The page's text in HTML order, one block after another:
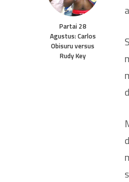
Partai 28
Agustus: Carlos
Obisuru versus
Rudy Key